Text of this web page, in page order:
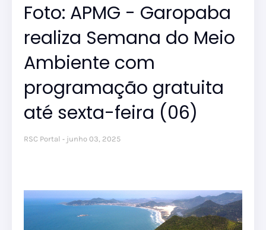
Foto: APMG - Garopaba
realiza Semana do Meio
Ambiente com
programação gratuita
até sexta-feira (06)
RSC Portal junho 03, 2025